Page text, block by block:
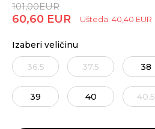
101,00EUR
60,60 EUR Ušteda: 40,40 EUR
Izaberi veličinu
36.5 37.5 38
39 40 40.5